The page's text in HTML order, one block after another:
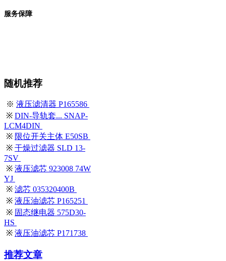
服务保障
随机推荐
※ 液压滤清器 P165586
※ DIN-导轨套... SNAP-
LCM4DIN
※ 限位开关主体 E50SB
※ 干燥过滤器 SLD 13-
7SV
※ 液压滤芯 923008 74W
YJ
※ 滤芯 035320400B
※ 液压油滤芯 P165251
※ 固态继电器 575D30-
HS
※ 液压油滤芯 P171738
推荐文章